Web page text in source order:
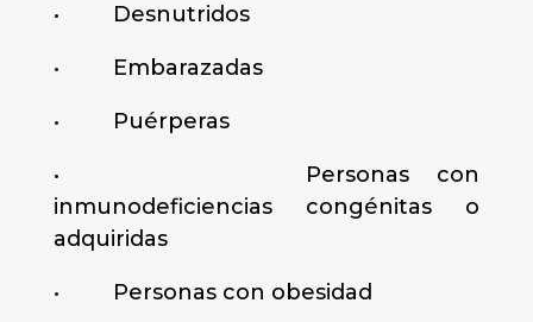
• Desnutridos
• Embarazadas
• Puérperas
• Personas con
inmunodeficiencias congénitas o
adquiridas
• Personas con obesidad